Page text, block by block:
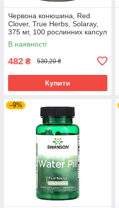
Червона конюшина, Red
Clover, True Herbs, Solaray,
375 мг, 100 рослинних капсул
SOR-01480
В наявності
482 ₴ 530,20 ₴
Купити
–9%